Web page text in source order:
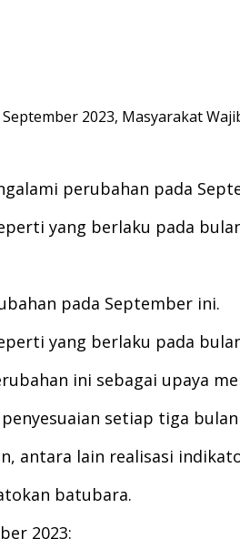
2023, Masyarakat
perubahan pada
yang berlaku pada
pada September ini.
yang berlaku pada
ini sebagai upaya
setiap tiga bulan
antara lain realisasi
batubara.
2023: